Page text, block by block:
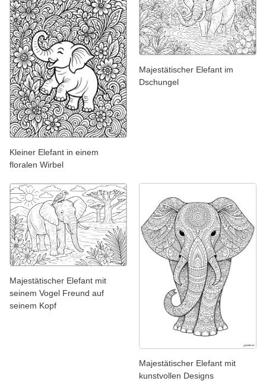
Kleiner Elefant in einem
floralen Wirbel
Majestätischer Elefant im
Dschungel
Majestätischer Elefant mit
seinem Vogel Freund auf
seinem Kopf
Majestätischer Elefant mit
kunstvollen Designs